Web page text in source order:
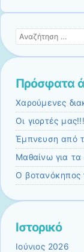
Αναζήτηση
Πρόσφατα
Χαρούμενες
Οι γιορτές μας!!!
Έμπνευση από
Μαθαίνω για
Ο βοτανόκηπος
Ιστορικό
Ιούνιος 2026